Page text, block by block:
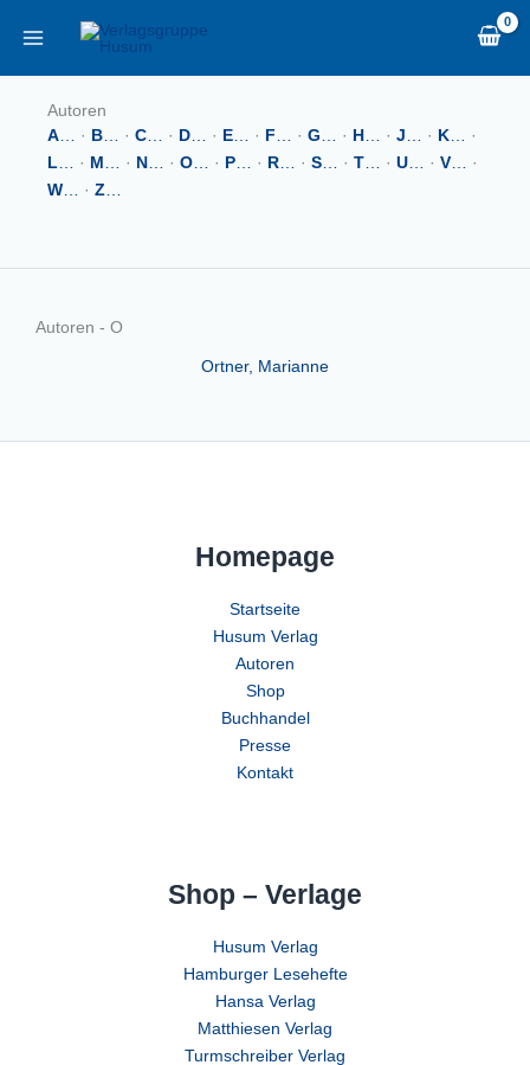
Inhalt
Autoren
A
· B · C · D · E · F · G · H · J · K
·
L
· M · N · O · P · R · S · T · U · V
·
W
· Z
Autoren - O
Ortner, Marianne
Homepage
Startseite
Husum Verlag
Autoren
Shop
Buchhandel
Presse
Kontakt
Shop – Verlage
Husum Verlag
Hamburger Lesehefte
Hansa Verlag
Matthiesen Verlag
Turmschreiber Verlag